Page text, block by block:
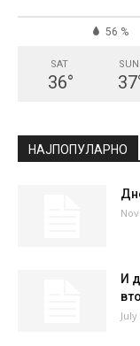
56 %
SAT
36°
SUN
37
НАЈПОПУЛАРНО
И
July